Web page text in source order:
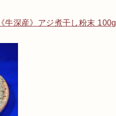
《牛深産》アジ煮干し粉末 100g